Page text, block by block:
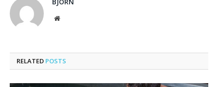
Website
RELATED POSTS